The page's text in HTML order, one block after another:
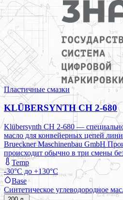
Пластичные смазки
KLÜBERSYNTH CH 2-680
Klübersynth CH 2-680 —
масло для конвейерных цепей
Brueckner Maschinenbau GmbH
происходит обычно в три смены
Temp
-30°C до +130°C
Base
Синтетическое углеводородное